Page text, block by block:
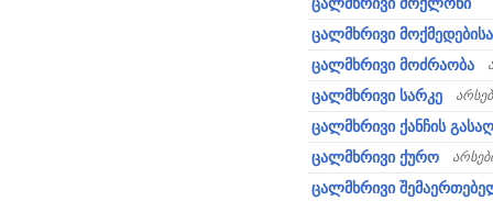
ცალმხრივი მოქმედებისა
ცალმხრივი მოძრაობა
ცალმხრივი სარკე
ცალმხრივი ქანჩის
ცალმხრივი ქურო
ცალმხრივი